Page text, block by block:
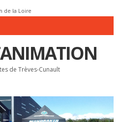
de la Loire
de Trèves-Cunault